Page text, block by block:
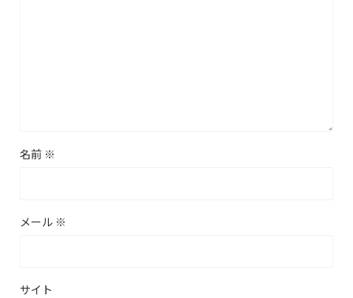
名前 ※
メール ※
サイト